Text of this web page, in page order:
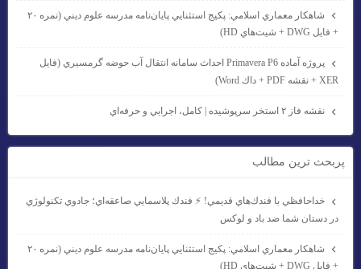
شاهكار معماري اسلامي: پكيج استثنايي پايان‌نامه مدرسه علوم ديني (نمره ۲۰
+ فايل DWG + شيت‌هاي HD)
پروژه آماده Primavera P6 احداث سامانه انتقال آب حوضه گرمسيري (فايل
XER + نقشه PDF + داك Word)
نقشه فاز ۲ استخر سرپوشيده | كامل، اجرايي و حرفه‌اي
پربحث ترين مطالب
خداحافظي با فندك‌هاي قديمي! ⚡ فندك پلاسمايي صاعقه‌اي؛ جادوي تكنولوژي
در دستان شما ضد باد و لوكس
شاهكار معماري اسلامي: پكيج استثنايي پايان‌نامه مدرسه علوم ديني (نمره ۲۰
+ فايل DWG + شيت‌هاي HD)